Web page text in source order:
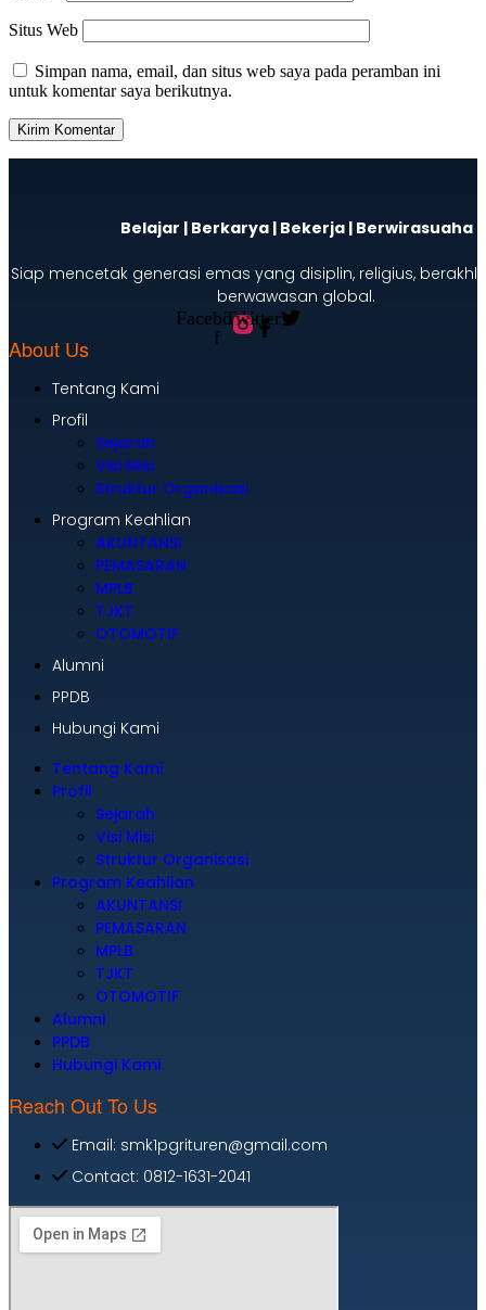
Situs Web
Simpan nama, email, dan situs web saya pada peramban ini
untuk komentar saya berikutnya.
Belajar | Berkarya | Bekerja | Berwirasuaha
Siap mencetak generasi emas yang disiplin, religius,
berwawasan global.
Facebook-
f
Twitter
About Us
Tentang Kami
Profil
Sejarah
Visi Misi
Struktur Organisasi
Program Keahlian
AKUNTANSI
PEMASARAN
MPLB
TJKT
OTOMOTIF
Alumni
PPDB
Hubungi Kami
Tentang Kami
Profil
Sejarah
Visi Misi
Struktur Organisasi
Program Keahlian
AKUNTANSI
PEMASARAN
MPLB
TJKT
OTOMOTIF
Alumni
PPDB
Hubungi Kami
Reach Out To Us
Email: smk1pgrituren@gmail.com
Contact: 0812-1631-2041